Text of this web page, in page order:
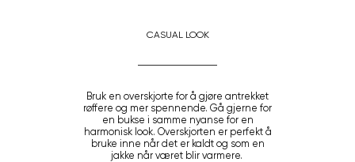
CASUAL LOOK
Bruk en overskjorte for å gjøre antrekket
røffere og mer spennende. Gå gjerne for
en bukse i samme nyanse for en
harmonisk look. Overskjorten er perfekt å
bruke inne når det er kaldt og som en
jakke når været blir varmere.